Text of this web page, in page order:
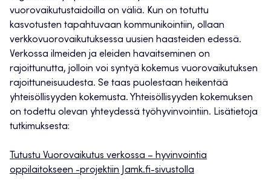
vuorovaikutustaidoilla on väliä. Kun on totuttu
kasvotusten tapahtuvaan kommunikointiin, ollaan
verkkovuorovaikutuksessa uusien haasteiden edessä.
Verkossa ilmeiden ja eleiden havaitseminen on
rajoittunutta, jolloin voi syntyä kokemus vuorovaikutuksen
rajoittuneisuudesta. Se taas puolestaan heikentää
yhteisöllisyyden kokemusta. Yhteisöllisyyden kokemuksen
on todettu olevan yhteydessä työhyvinvointiin. Lisätietoja
tutkimuksesta:
Tutustu Vuorovaikutus verkossa – hyvinvointia
oppilaitokseen -projektiin Jamk.fi-sivustolla